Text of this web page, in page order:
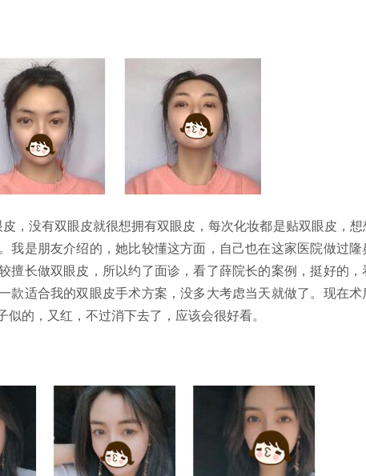
没有双眼皮就很想拥有双眼皮，每次化妆都是贴双眼皮，想
我是朋友介绍的，她比较懂这方面，自己也在这家医院做过隆
擅长做双眼皮，所以约了面诊，看了薛院长的案例，挺好的，
款适合我的双眼皮手术方案，没多大考虑当天就做了。现在术
的，又红，不过消下去了，应该会很好看。